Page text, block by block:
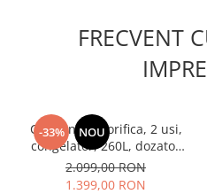
FRECVENT
-33% NOU
Combina frigorifica, 2 usi,
congelator, 260L, dozator
de apa, Inox, SAMUS
2.099,00 RON
1.399,00 RON